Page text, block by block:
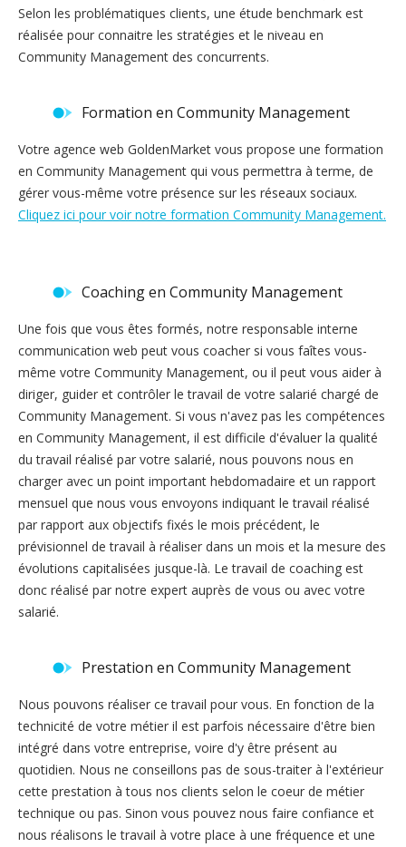
Selon les problématiques clients, une étude benchmark est
réalisée pour connaitre les stratégies et le niveau en
Community Management des concurrents.
Formation en Community Management
Votre agence web GoldenMarket vous propose une formation
en Community Management qui vous permettra à terme, de
gérer vous-même votre présence sur les réseaux sociaux.
Cliquez ici pour voir notre formation Community Management.
Coaching en Community Management
Une fois que vous êtes formés, notre responsable interne
communication web peut vous coacher si vous faîtes vous-
même votre Community Management, ou il peut vous aider à
diriger, guider et contrôler le travail de votre salarié chargé de
Community Management. Si vous n'avez pas les compétences
en Community Management, il est difficile d'évaluer la qualité
du travail réalisé par votre salarié, nous pouvons nous en
charger avec un point important hebdomadaire et un rapport
mensuel que nous vous envoyons indiquant le travail réalisé
par rapport aux objectifs fixés le mois précédent, le
prévisionnel de travail à réaliser dans un mois et la mesure des
évolutions capitalisées jusque-là. Le travail de coaching est
donc réalisé par notre expert auprès de vous ou avec votre
salarié.
Prestation en Community Management
Nous pouvons réaliser ce travail pour vous. En fonction de la
technicité de votre métier il est parfois nécessaire d'être bien
intégré dans votre entreprise, voire d'y être présent au
quotidien. Nous ne conseillons pas de sous-traiter à l'extérieur
cette prestation à tous nos clients selon le coeur de métier
technique ou pas. Sinon vous pouvez nous faire confiance et
nous réalisons le travail à votre place à une fréquence et une